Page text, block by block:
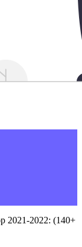
2021-2022: (140+